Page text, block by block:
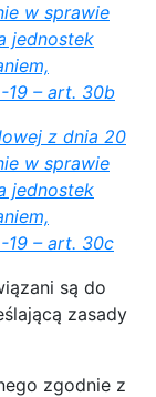
w sprawie
jednostek
19 – art. 30b
z dnia 20
w sprawie
jednostek
19 – art. 30c
są do
zasady
zgodnie z